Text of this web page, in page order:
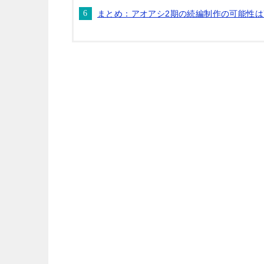
まとめ：アオアシ2期の続編制作の可能性